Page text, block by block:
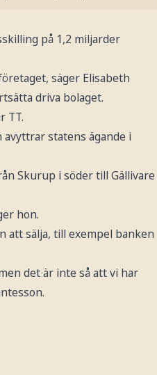
på 1,2 miljarder
säger Elisabeth
driva bolaget.
TT.
statens ägande i
Skurup i söder till Gällivare
hon.
att sälja, till exempel banken
det är inte så att vi har